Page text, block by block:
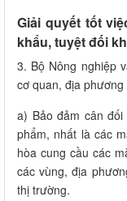
Giải quyết tốt
khẩu, tuyệt đối
3. Bộ Nông nghiệp
cơ quan, địa phương
a) Bảo đảm cân
phẩm, nhất là các
hòa cung cầu các
các vùng, địa
thị trường.